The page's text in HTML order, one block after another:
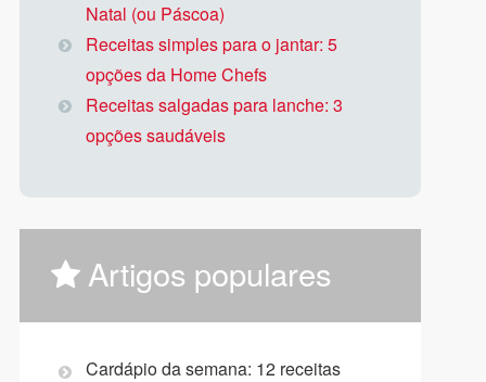
Natal (ou Páscoa)
Receitas simples para o jantar: 5
opções da Home Chefs
Receitas salgadas para lanche: 3
opções saudáveis
Artigos populares
Cardápio da semana: 12 receitas